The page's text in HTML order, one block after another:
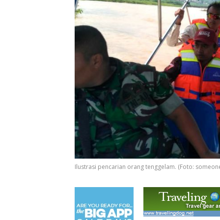
Ilustrasi pencarian orang tenggelam. (Foto: